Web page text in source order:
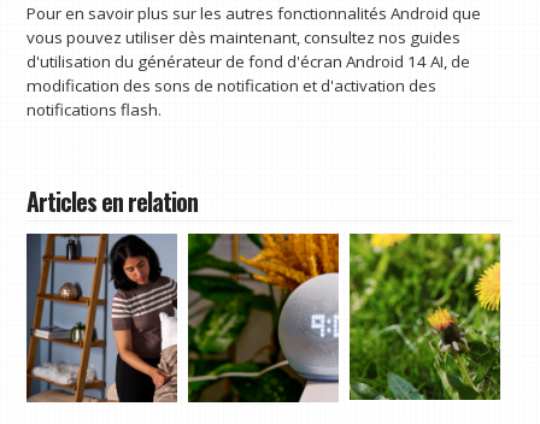
Pour en savoir plus sur les autres fonctionnalités Android que
vous pouvez utiliser dès maintenant, consultez nos guides
d'utilisation du générateur de fond d'écran Android 14 AI, de
modification des sons de notification et d'activation des
notifications flash.
Articles en relation